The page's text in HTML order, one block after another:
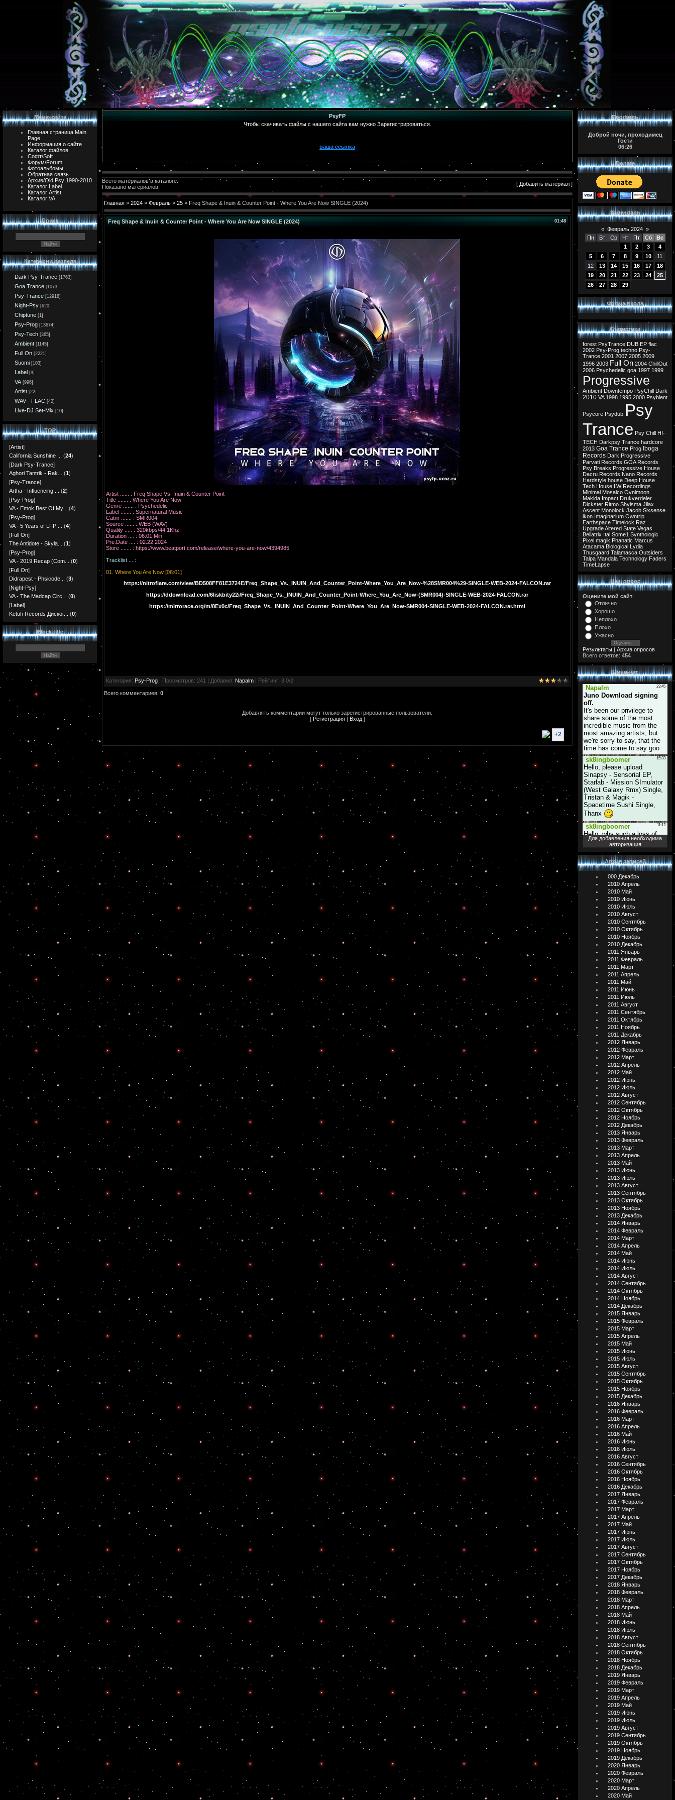
Меню сайта
Главная страница Main
Page
Информация о сайте
Каталог файлов
Софт/Soft
Форум/Forum
Фотоальбомы
Обратная связь
Архив/Old Psy 1990-2010
Каталог Label
Каталог Artist
Каталог VA
Поиск
Категории раздела
Dark Psy-Trance [1763]
Goa Trance [1073]
Psy-Trance [12918]
Night-Psy [620]
Chiptune [1]
Psy-Prog [13674]
Psy-Tech [365]
Ambient [1145]
Full On [2221]
Suomi [103]
Label [9]
VA [996]
Artist [22]
WAV - FLAC [42]
Live-DJ Set-Mix [10]
TOP
[Artist]
California Sunshine ...
(24)
[Dark Psy-Trance]
Aghori Tantrik - Rak...
(1)
[Psy-Trance]
Artha - Influencing ...
(2)
[Psy-Prog]
VA - Emok Best Of My...
(4)
[Psy-Prog]
VA - 5 Years of LFP ...
(4)
[Full On]
The Antidote - Skyla...
(1)
[Psy-Prog]
VA - 2019 Recap (Com...
(0)
[Full On]
Didrapest - Phsicode...
(3)
[Night-Psy]
VA - The Madcap Circ...
(0)
[Label]
Ketuh Records Диског...
(0)
Block title
PsyFP
Чтобы скачивать файлы с нашего сайта вам нужно Зарегистрироваться.
ваша ссылка
Всего материалов в каталоге:
Показано материалов:
[ Добавить материал ]
Главная » 2024 » Февраль » 25 » Freq Shape & Inuin & Counter Point - Where You Are Now SINGLE (2024)
01:48
Freq Shape & Inuin & Counter Point - Where You Are Now SINGLE (2024)
Artist ...... : Freq Shape Vs. Inuin & Counter Point
Title ....... : Where You Are Now
Genre ....... : Psychedelic
Label ....... : Supernatural Music
Catnr ....... : SMR004
Source ...... : WEB (WAV)
Quality ..... : 320kbps/44.1Khz
Duration .... : 06:01 Min
Pre.Date .... : 02.22.2024
Store ....... : https://www.beatport.com/release/where-you-are-now/4394985
Tracklist ... :
01. Where You Are Now [06:01]
https://nitroflare.com/view/BD508FF81E3724E/Freq_Shape_Vs._INUIN_And_Counter_Point-Where_You_Are_Now-%28SMR004%29-SINGLE-WEB-2024-FALCON.rar
https://ddownload.com/6liskbity22i/Freq_Shape_Vs._INUIN_And_Counter_Point-Where_You_Are_Now-(SMR004)-SINGLE-WEB-2024-FALCON.rar
https://mirrorace.org/m/8Ex0c/Freq_Shape_Vs._INUIN_And_Counter_Point-Where_You_Are_Now-SMR004-SINGLE-WEB-2024-FALCON.rar.html
Категория: Psy-Prog | Просмотров: 241 | Добавил: Napalm | Рейтинг: 3.0/2
Всего комментариев: 0
Добавлять комментарии могут только зарегистрированные пользователи.
[ Регистрация| Вход]
+2
Профиль
Доброй ночи, проходимец
Гости
06:26
Donate
Календарь
« Февраль 2024 »
Пн
Вт Ср Чт Пт Сб
Вс
1
2 3
4
5
6 7 8 9 10
11
12
13 14 15 16 17
18
19
20 21 22 23 24
25
26
27 28 29
Форма входа
Статистика
forest PsyTrance DUB EP flac
2002 Psy-Prog techno Psy-
Trance 2001 2007 2005 2009
1996 2003 Full On 2004 ChillOut
2006 Psychedelic goa 1997 1999
Progressive
Ambient Downtempo PsyChill Dark
2010 VA 1998 1995 2000 Psybient
Psycore Psydub Psy
Trance Psy Chill HI-
TECH Darkpsy Trance hardcore
2013 Goa Trance Prog Iboga
Records Dark Progressive
Parvati Records GOA Records
Psy Breaks Progressive House
Dacru Records Nano Records
Hardstyle house Deep House
Tech House LW Recordings
Minimal Mosaico Ovnimoon
Makida Impact Drukverdeler
Dickster Ritmo Shyisma Jilax
Ascent Monolock Jacob Sixsense
ikon Imaginarium Owntrip
Earthspace Timelock Raz
UpgradeAltered State Vegas
Bellatrix Ital Some1 Synthologic
Pixel magik Phanatic Marcus
Atacama Biological Lydia
Thusgaard Talamasca Outsiders
Talpa Mandala Technology Faders
TimeLapse
Наш опрос
Оцените мой сайт
Отлично
Хорошо
Неплохо
Плохо
Ужасно
Результаты | Архив опросов
Всего ответов: 454
Мини-чат
Для добавления необходима
авторизация
Архив записей
000 Декабрь
2010 Апрель
2010 Май
2010 Июнь
2010 Июль
2010 Август
2010 Сентябрь
2010 Октябрь
2010 Ноябрь
2010 Декабрь
2011 Январь
2011 Февраль
2011 Март
2011 Апрель
2011 Май
2011 Июнь
2011 Июль
2011 Август
2011 Сентябрь
2011 Октябрь
2011 Ноябрь
2011 Декабрь
2012 Январь
2012 Февраль
2012 Март
2012 Апрель
2012 Май
2012 Июнь
2012 Июль
2012 Август
2012 Сентябрь
2012 Октябрь
2012 Ноябрь
2012 Декабрь
2013 Январь
2013 Февраль
2013 Март
2013 Апрель
2013 Май
2013 Июнь
2013 Июль
2013 Август
2013 Сентябрь
2013 Октябрь
2013 Ноябрь
2013 Декабрь
2014 Январь
2014 Февраль
2014 Март
2014 Апрель
2014 Май
2014 Июнь
2014 Июль
2014 Август
2014 Сентябрь
2014 Октябрь
2014 Ноябрь
2014 Декабрь
2015 Январь
2015 Февраль
2015 Март
2015 Апрель
2015 Май
2015 Июнь
2015 Июль
2015 Август
2015 Сентябрь
2015 Октябрь
2015 Ноябрь
2015 Декабрь
2016 Январь
2016 Февраль
2016 Март
2016 Апрель
2016 Май
2016 Июнь
2016 Июль
2016 Август
2016 Сентябрь
2016 Октябрь
2016 Ноябрь
2016 Декабрь
2017 Январь
2017 Февраль
2017 Март
2017 Апрель
2017 Май
2017 Июнь
2017 Июль
2017 Август
2017 Сентябрь
2017 Октябрь
2017 Ноябрь
2017 Декабрь
2018 Январь
2018 Февраль
2018 Март
2018 Апрель
2018 Май
2018 Июнь
2018 Июль
2018 Август
2018 Сентябрь
2018 Октябрь
2018 Ноябрь
2018 Декабрь
2019 Январь
2019 Февраль
2019 Март
2019 Апрель
2019 Май
2019 Июнь
2019 Июль
2019 Август
2019 Сентябрь
2019 Октябрь
2019 Ноябрь
2019 Декабрь
2020 Январь
2020 Февраль
2020 Март
2020 Апрель
2020 Май